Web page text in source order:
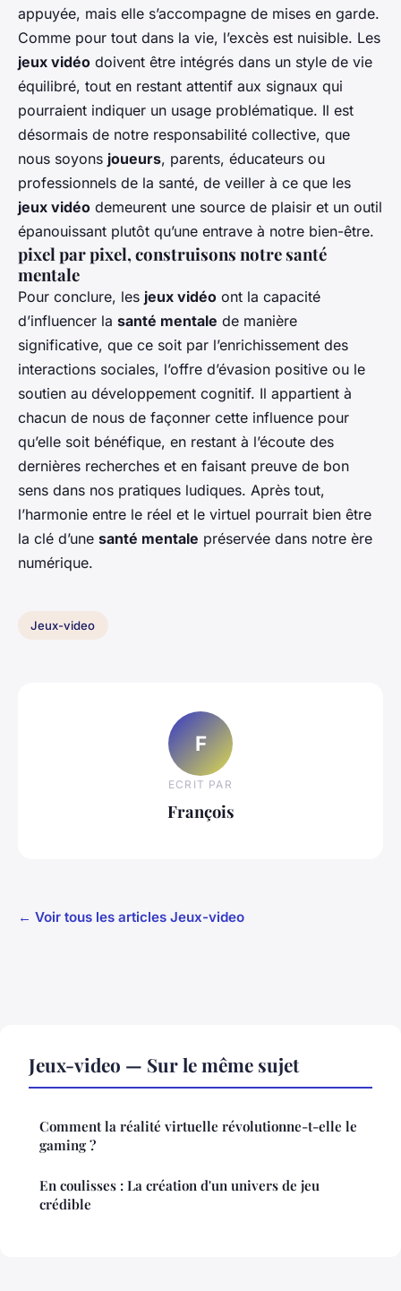
appuyée, mais elle s’accompagne de mises en garde.
Comme pour tout dans la vie, l’excès est nuisible. Les
jeux vidéo doivent être intégrés dans un style de vie
équilibré, tout en restant attentif aux signaux qui
pourraient indiquer un usage problématique. Il est
désormais de notre responsabilité collective, que
nous soyons joueurs, parents, éducateurs ou
professionnels de la santé, de veiller à ce que les
jeux vidéo demeurent une source de plaisir et un outil
épanouissant plutôt qu’une entrave à notre bien-être.
pixel par pixel, construisons notre santé
mentale
Pour conclure, les jeux vidéo ont la capacité
d’influencer la santé mentale de manière
significative, que ce soit par l’enrichissement des
interactions sociales, l’offre d’évasion positive ou le
soutien au développement cognitif. Il appartient à
chacun de nous de façonner cette influence pour
qu’elle soit bénéfique, en restant à l’écoute des
dernières recherches et en faisant preuve de bon
sens dans nos pratiques ludiques. Après tout,
l’harmonie entre le réel et le virtuel pourrait bien être
la clé d’une santé mentale préservée dans notre ère
numérique.
Jeux-video
F
ECRIT PAR
François
← Voir tous les articles Jeux-video
Jeux-video — Sur le même sujet
Comment la réalité virtuelle révolutionne-t-elle le
gaming ?
En coulisses : La création d'un univers de jeu
crédible